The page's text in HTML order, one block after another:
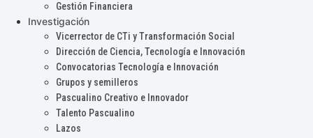
Gestión Financiera
Investigación
Vicerrector de CTi y Transformación Social
Dirección de Ciencia, Tecnología e Innovación
Convocatorias Tecnología e Innovación
Grupos y semilleros
Pascualino Creativo e Innovador
Talento Pascualino
Lazos